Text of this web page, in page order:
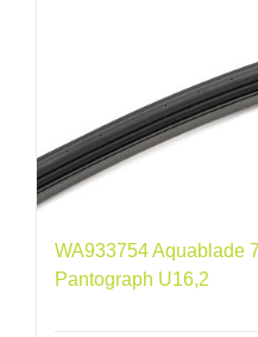
WA933754 Aquablade
Pantograph U16,2